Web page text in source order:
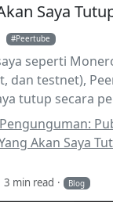
Saya
Peertube
seperti
dan testnet),
tutup secara
Akan Saya
3 min read Blog